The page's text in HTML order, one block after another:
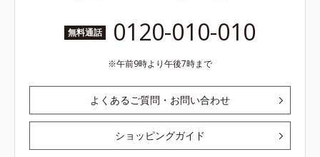
無料通話 0120-010-010
午前9時より午後7時まで
よくあるご質問・お問い合わせ
ショッピングガイド